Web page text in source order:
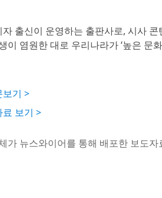
출신이 운영하는 출판사로, 시사 콘
이 염원한 대로 우리나라가 ‘높은 문
보기 >
보기 >
가 뉴스와이어를 통해 배포한 보도